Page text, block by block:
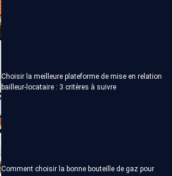
Choisir la meilleure plateforme de mise en relation
bailleur-locataire : 3 critères à suivre
Comment choisir la bonne bouteille de gaz pour